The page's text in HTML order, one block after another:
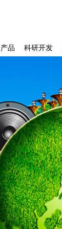
产品 科研开发